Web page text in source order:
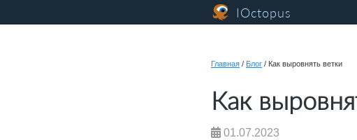
IOctopus
Главная / Блог / Как выровнять ветки
Как
01.07.2023